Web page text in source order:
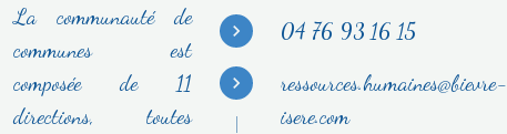
La communauté de
communes est
composée de 11
directions, toutes
04 76 93 16 15
ressources.humaines@bievre-
isere.com